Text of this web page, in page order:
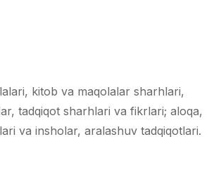
kitob va maqolalar sharhlari,
tadqiqot sharhlari va fikrlari; aloqa,
va insholar, aralashuv tadqiqotlari.